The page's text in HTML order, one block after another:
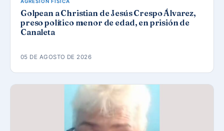
Golpean a Christian de Jesús Crespo Álvarez,
preso político menor de edad, en prisión de
Canaleta
05 DE AGOSTO DE 2026